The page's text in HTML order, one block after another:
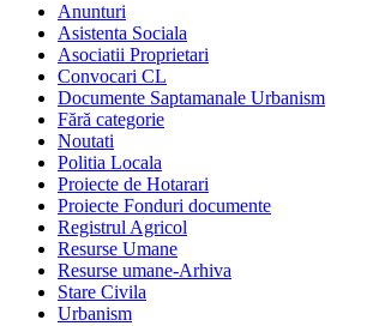
Anunturi
Asistenta Sociala
Asociatii Proprietari
Convocari CL
Documente Saptamanale Urbanism
Fără categorie
Noutati
Politia Locala
Proiecte de Hotarari
Proiecte Fonduri documente
Registrul Agricol
Resurse Umane
Resurse umane-Arhiva
Stare Civila
Urbanism